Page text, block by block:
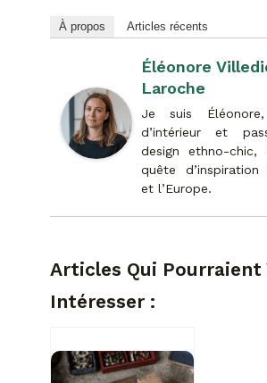
À propos Articles récents
Éléonore
Laroche
Je suis
d’intérieur et
design ethno-chic,
quête d’inspiration
et l’Europe.
Articles Qui Pourraient
Intéresser :